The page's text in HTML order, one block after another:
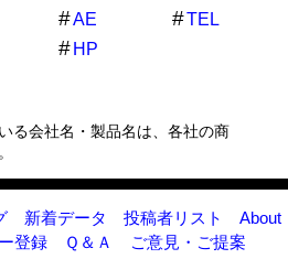
AE
TEL
HP
る会社名・製品名は、各社の商
新着データ 投稿者リスト
About
登録 Ｑ＆Ａ ご意見・ご提案